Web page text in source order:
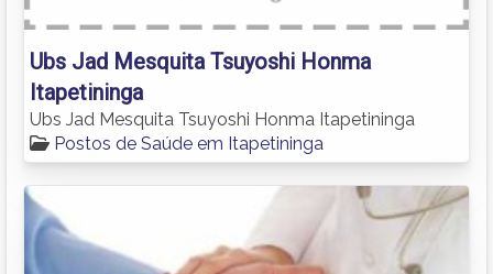
Ubs Jad Mesquita Tsuyoshi Honma
Itapetininga
Ubs Jad Mesquita Tsuyoshi Honma Itapetininga
Postos de Saúde em Itapetininga